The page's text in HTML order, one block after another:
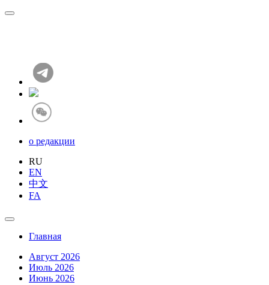
о редакции
RU
EN
中文
FA
Главная
Август 2026
Июль 2026
Июнь 2026